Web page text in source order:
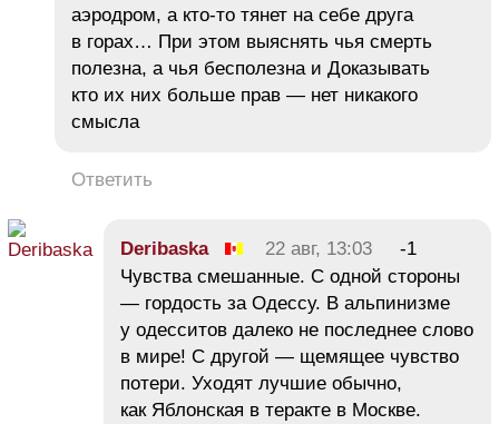
аэродром, а кто-то тянет на себе друга
в горах… При этом выяснять чья смерть
полезна, а чья бесполезна и Доказывать
кто их них больше прав — нет никакого
смысла
Ответить
Deribaska 22 авг, 13:03
-1
Чувства смешанные. С одной стороны
— гордость за Одессу. В альпинизме
у одесситов далеко не последнее слово
в мире! С другой — щемящее чувство
потери. Уходят лучшие обычно,
как Яблонская в теракте в Москве.